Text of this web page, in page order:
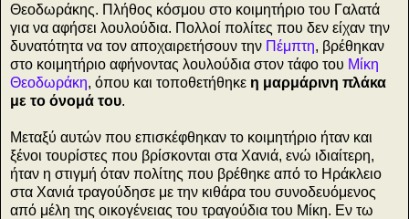
Θεοδωράκης. Πλήθος κόσμου στο κοιμητήριο του Γαλατά
για να αφήσει λουλούδια. Πολλοί πολίτες που δεν είχαν την
δυνατότητα να τον αποχαιρετήσουν την Πέμπτη, βρέθηκαν
στο κοιμητήριο αφήνοντας λουλούδια στον τάφο του Μίκη
Θεοδωράκη, όπου και τοποθετήθηκε η μαρμάρινη πλάκα
με το όνομά του.
Μεταξύ αυτών που επισκέφθηκαν το κοιμητήριο ήταν και
ξένοι τουρίστες που βρίσκονται στα Χανιά, ενώ ιδιαίτερη,
ήταν η στιγμή όταν πολίτης που βρέθηκε από το Ηράκλειο
στα Χανιά τραγούδησε με την κιθάρα του συνοδευόμενος
από μέλη της οικογένειας του τραγούδια του Μίκη. Εν τω